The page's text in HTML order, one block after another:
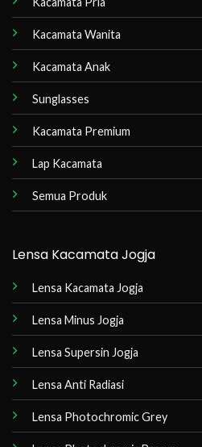
Kacamata Wanita
Kacamata Anak
Sunglasses
Kacamata Premium
Lap Kacamata
Semua Produk
Lensa Kacamata Jogja
Lensa Kacamata Jogja
Lensa Minus Jogja
Lensa Supersin Jogja
Lensa Anti Radiasi
Lensa Photochromic Grey